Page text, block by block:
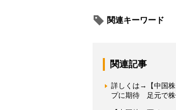
関連キーワード
関連記事
詳しくは→【中国株
プに期待 足元で株